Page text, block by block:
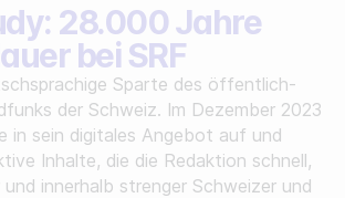
28.000 Jahre
bei SRF
Sparte des öffentlich-
der Schweiz. Im Dezember 2023
in sein digitales Angebot auf und
Inhalte, die die Redaktion schnell,
innerhalb strenger Schweizer und